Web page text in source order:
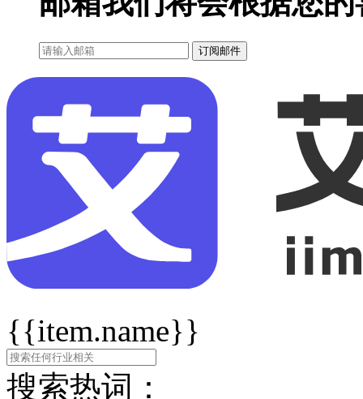
订阅邮件
{{item.name}}
搜索热词：